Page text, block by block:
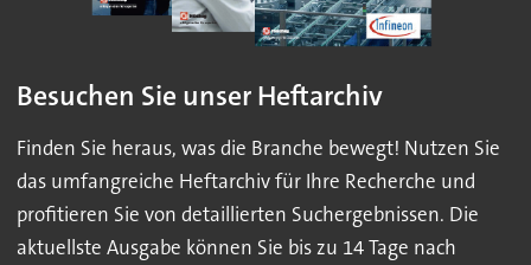
Besuchen Sie unser Heftarchiv
Finden Sie heraus, was die Branche bewegt! Nutzen Sie
das umfangreiche Heftarchiv für Ihre Recherche und
profitieren Sie von detaillierten Suchergebnissen. Die
aktuellste Ausgabe können Sie bis zu 14 Tage nach